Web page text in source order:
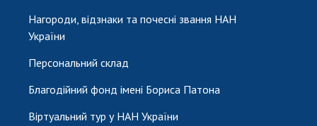
Нагороди, відзнаки та почесні звання НАН
України
Персональний склад
Благодійний фонд імені Бориса Патона
Віртуальний тур у НАН України